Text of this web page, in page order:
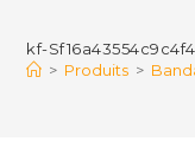
kf-
> Produits >